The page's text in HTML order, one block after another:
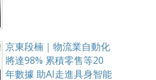
京東段楠｜物流業自動化
將達98% 累積零售等20
年數據 助AI走進具身智能